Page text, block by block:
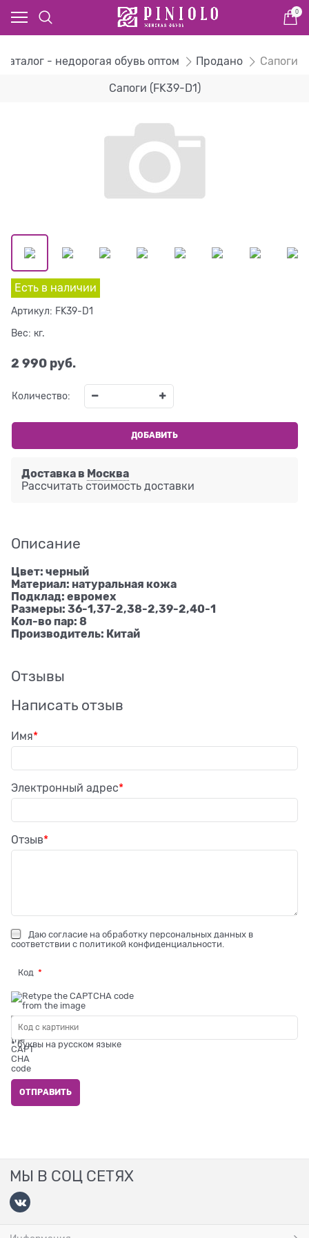
0
Каталог - недорогая обувь оптом Продано Сапоги
Сапоги (FK39-D1)
Есть в наличии
Артикул: FK39-D1
Вес: кг.
2 990 руб.
Количество:
ДОБАВИТЬ
Доставка в Москва
Рассчитать стоимость доставки
Описание
Цвет: черный
Материал: натуральная кожа
Подклад: евромех
Размеры: 36-1,37-2,38-2,39-2,40-1
Кол-во пар: 8
Производитель: Китай
Отзывы
Написать отзыв
Имя
Электронный адрес
Отзыв
Даю согласие на обработку персональных данных в
соответствии с политикой конфиденциальности
Код
* буквы на русском языке
МЫ В СОЦ СЕТЯХ